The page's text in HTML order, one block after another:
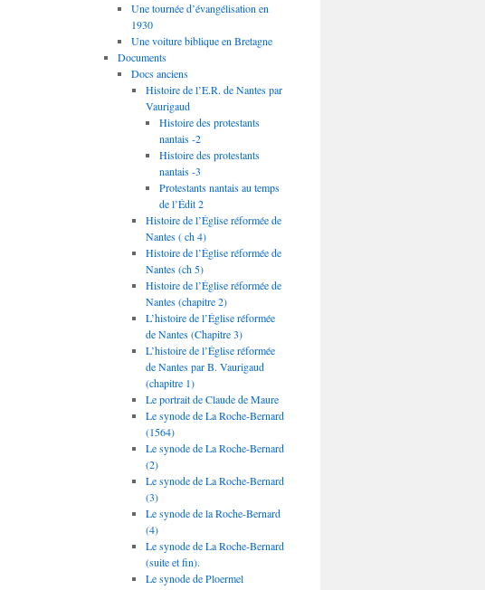
Une tournée d’évangélisation en
1930
Une voiture biblique en Bretagne
Documents
Docs anciens
Histoire de l’E.R. de Nantes par
Vaurigaud
Histoire des protestants
nantais -2
Histoire des protestants
nantais -3
Protestants nantais au temps
de l’Édit 2
Histoire de l’Église réformée de
Nantes ( ch 4)
Histoire de l’Église réformée de
Nantes (ch 5)
Histoire de l’Église réformée de
Nantes (chapitre 2)
L’histoire de l’Église réformée
de Nantes (Chapitre 3)
L’histoire de l’Église réformée
de Nantes par B. Vaurigaud
(chapitre 1)
Le portrait de Claude de Maure
Le synode de La Roche-Bernard
(1564)
Le synode de La Roche-Bernard
(2)
Le synode de La Roche-Bernard
(3)
Le synode de la Roche-Bernard
(4)
Le synode de La Roche-Bernard
(suite et fin).
Le synode de Ploermel